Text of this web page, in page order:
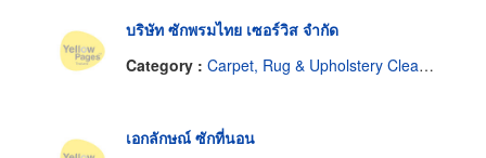
บริษัท ซักพรมไทย เซอร์วิส จำกัด
Category : Carpet, Rug & Upholstery Cleaners
เอกลักษณ์ ซักที่นอน